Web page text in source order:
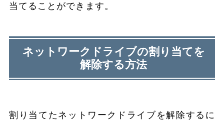
当てることができます。
ネットワークドライブの割り当てを
解除する方法
割り当てたネットワークドライブを解除するに